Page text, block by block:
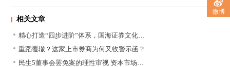
相关文章
精心打造“四步进阶”体系，国海证券文化…
重蹈覆辙？这家上市券商为何又收警示函？
民生5董事会罢免案的理性审视 资本市场…
微博